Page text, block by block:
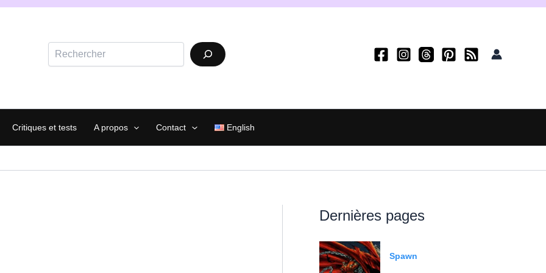
Critiques et tests A propos Contact English
Dernières pages
Spawn